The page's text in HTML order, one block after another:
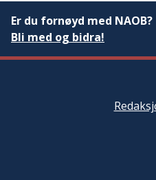
Er du fornøyd med NAOB?
Bli med og bidra!